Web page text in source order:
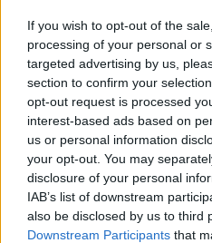
If you wish to opt-out of the
processing of your personal or
targeted advertising by us,
section to confirm your
opt-out request is processed
interest-based ads based on
us or personal information
your opt-out. You may
disclosure of your personal
IAB’s list of downstream
also be disclosed by us to third
Downstream Participants that